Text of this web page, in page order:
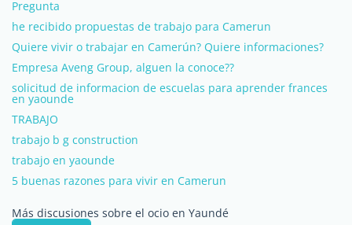
Pregunta
he recibido propuestas de trabajo para Camerun
Quiere vivir o trabajar en Camerún? Quiere informaciones?
Empresa Aveng Group, alguen la conoce??
solicitud de informacion de escuelas para aprender frances
en yaounde
TRABAJO
trabajo b g construction
trabajo en yaounde
5 buenas razones para vivir en Camerun
Más discusiones sobre el ocio en Yaundé